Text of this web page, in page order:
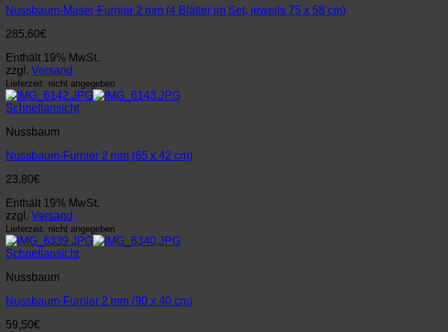
Nussbaum-Maser-Furnier 2 mm (4 Blätter im Set, jeweils 75 x 58 cm)
285,60€
Enthält 19% MwSt.
zzgl. Versand
Lieferzeit: nicht angegeben
Schnellansicht
Nussbaum
Nussbaum-Furnier 2 mm (65 x 42 cm)
23,80€
Enthält 19% MwSt.
zzgl. Versand
Lieferzeit: nicht angegeben
Schnellansicht
Nussbaum
Nussbaum-Furnier 2 mm (90 x 40 cm)
59,50€